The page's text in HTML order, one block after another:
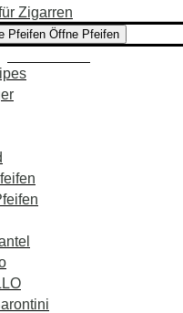
Zigarren
Pfeifen Öffne Pfeifen